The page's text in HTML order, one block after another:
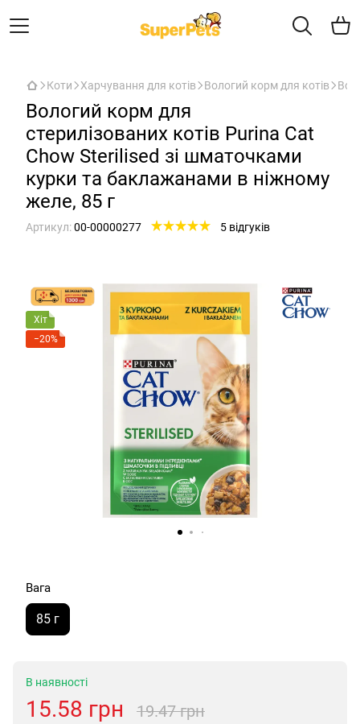
Коти Харчування для котів Вологий корм для котів
Вологий корм для
стерилізованих котів Purina Cat
Chow Sterilised зі шматочками
курки та баклажанами в ніжному
желе, 85 г
Артикул:00-00000277 5 відгуків
Хіт
−20%
Вага
85 г
В наявності
15.58 грн 19.47 грн